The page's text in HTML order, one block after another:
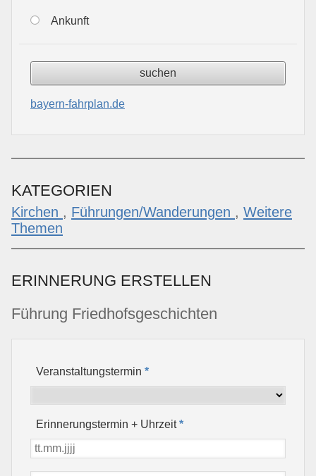
Ankunft
bayern-fahrplan.de
KATEGORIEN
Kirchen , Führungen/Wanderungen , Weitere
Themen
ERINNERUNG ERSTELLEN
Führung Friedhofsgeschichten
Veranstaltungstermin*
Erinnerungstermin + Uhrzeit*